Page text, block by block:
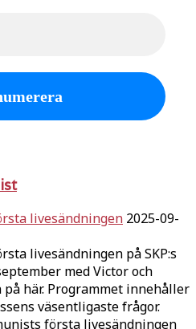
livesändningen 2025-09-
livesändningen på SKP:s
med Victor och
på här. Programmet innehåller
väsentligaste frågor.
första livesändningen